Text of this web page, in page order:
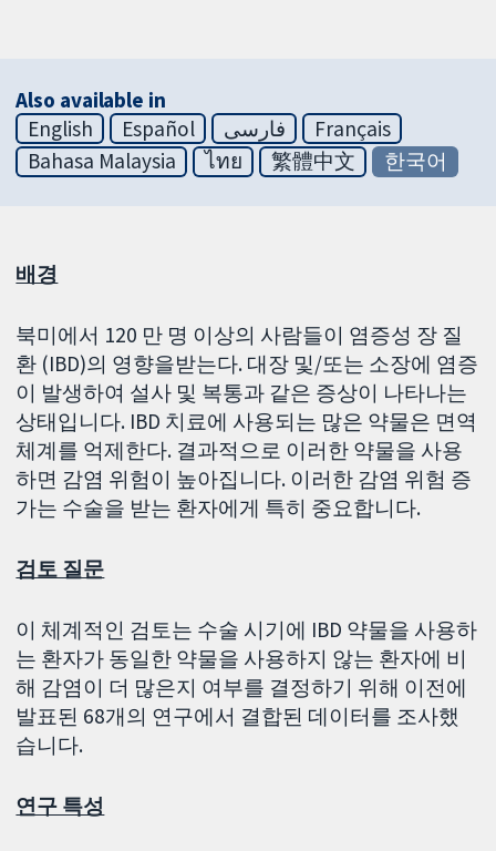
Also available in
English
Español فارسی
Français
Bahasa Malaysia
ไทย 繁體中文 한국어
배경
북미에서 120 만 명 이상의 사람들이 염증성 장 질
환 (IBD)의 영향을받는다. 대장 및/또는 소장에 염증
이 발생하여 설사 및 복통과 같은 증상이 나타나는
상태입니다. IBD 치료에 사용되는 많은 약물은 면역
체계를 억제한다. 결과적으로 이러한 약물을 사용
하면 감염 위험이 높아집니다. 이러한 감염 위험 증
가는 수술을 받는 환자에게 특히 중요합니다.
검토 질문
이 체계적인 검토는 수술 시기에 IBD 약물을 사용하
는 환자가 동일한 약물을 사용하지 않는 환자에 비
해 감염이 더 많은지 여부를 결정하기 위해 이전에
발표된 68개의 연구에서 결합된 데이터를 조사했
습니다.
연구 특성